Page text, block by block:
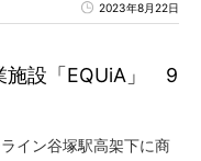
2023年8月22日
施設「EQUiA」 9
イン谷塚駅高架下に商